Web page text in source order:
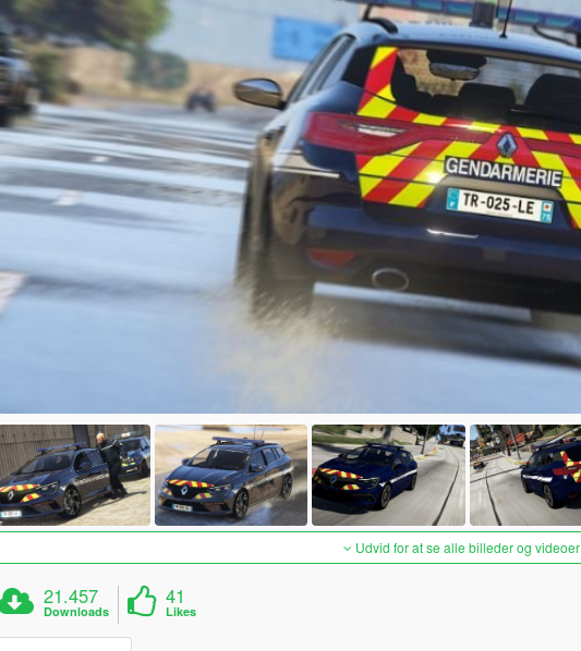
Udvid for at se alle billeder og videoer
21.457
Downloads
41
Likes